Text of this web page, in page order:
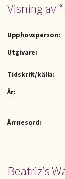
Visning av
Upphovsperson:
Utgivare:
Tidskrift/källa:
År:
Ämnesord:
Beatriz’s